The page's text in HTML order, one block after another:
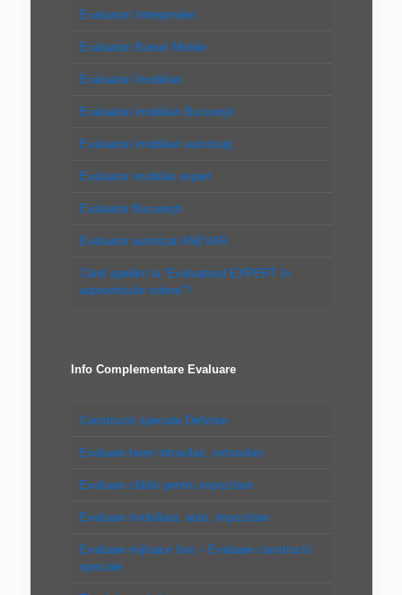
Evaluatori Intreprinderi
Evaluatori Bunuri Mobile
Evaluatori Imobiliari
Evaluatori imobiliari Bucureşti
Evaluatori imobiliari autorizaţi
Evaluator imobiliar expert
Evaluator Bucureşti
Evaluator autorizat ANEVAR
Când apelăm la “Evaluatorul EXPERT în
autovehicule rutiere”?
Info Complementare Evaluare
Constructii speciale Definitie
Evaluare teren intravilan, extravilan
Evaluare clădiri pentru impozitare
Evaluare imobiliara, auto, impozitare
Evaluare mijloace fixe – Evaluare constructii
speciale